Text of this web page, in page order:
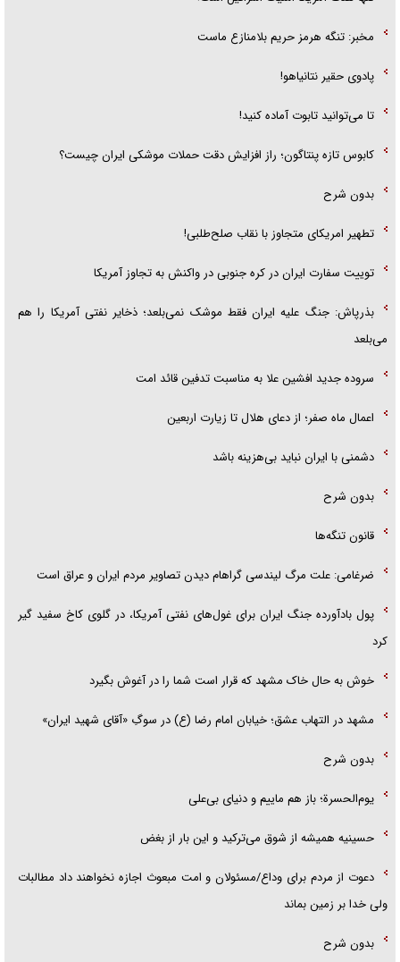
مخبر: تنگه هرمز حریم بلامنازع ماست
پادوی حقیر نتانیاهو!
تا می‌توانید تابوت آماده کنید!
کابوس تازه پنتاگون؛ راز افزایش دقت حملات موشکی ایران چیست؟
بدون شرح
تطهیر امریکای متجاوز با نقاب صلح‌طلبی!
توییت سفارت ایران در کره جنوبی در واکنش به تجاوز آمریکا
بذرپاش: ‏جنگ علیه ایران فقط موشک نمی‌بلعد؛ ذخایر نفتی آمریکا را هم
می‌بلعد
سروده جدید افشین علا به مناسبت تدفین قائد امت
اعمال ماه صفر؛ از دعای هلال تا زیارت اربعین
دشمنی با ایران نباید بی‌هزینه باشد
بدون شرح
قانون تنگه‌ها
ضرغامی: علت مرگ لیندسی گراهام دیدن تصاویر مردم ایران و عراق است
پول بادآورده جنگ ایران برای غول‌های نفتی آمریکا، در گلوی کاخ سفید گیر
کرد
خوش به حال خاک مشهد که قرار است شما را در آغوش بگیرد
مشهد در التهاب عشق؛ خیابان امام رضا (ع) در سوگِ «آقای شهید ایران»
بدون شرح
یوم‌الحسرة؛ باز هم ماییم و دنیای بی‌علی
حسینیه همیشه از شوق می‌ترکید و این بار از بغض
دعوت از مردم برای وداع/مسئولان و امت مبعوث اجازه نخواهند داد مطالبات
ولی خدا بر زمین بماند
بدون شرح